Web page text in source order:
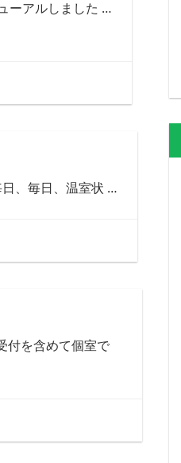
ーアルしました …
、毎日、温室状 …
付を含めて個室で